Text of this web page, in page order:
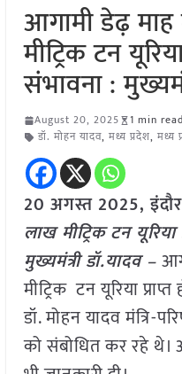
आगामी डेढ़
मीट्रिक टन
संभावना :
August 20, 2025
1 min read
डॉ. मोहन यादव, मध्य प्रदेश, मध्य
20 अगस्त 2025,इंदौर
लाख मीट्रिक टन
मुख्यमंत्री डॉ.यादव –
मीट्रिक टन यूरिया
डॉ. मोहन यादव मंत्रि-
को संबोधित कर रहे